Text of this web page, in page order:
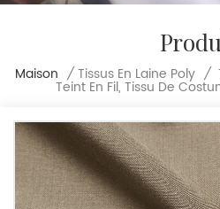
Maison / Tissus En Laine Poly /
Teint En Fil, Tissu De